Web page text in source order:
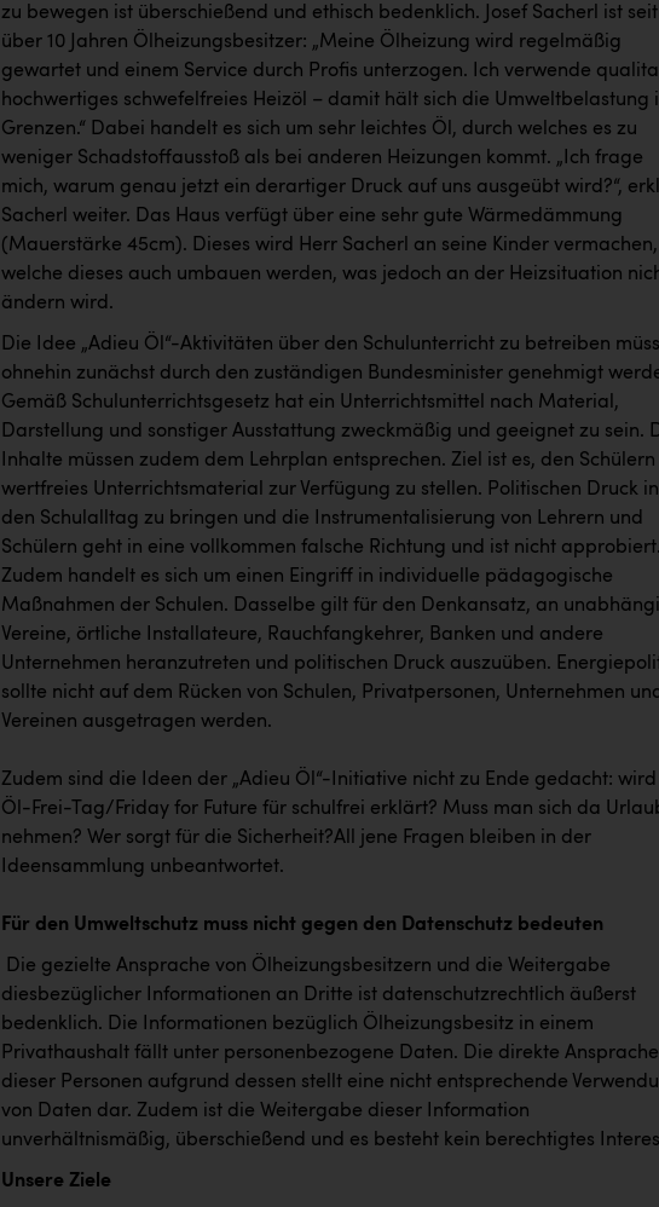
zu bewegen ist überschießend und ethisch bedenklich. Josef Sacherl ist seit
über 10 Jahren Ölheizungsbesitzer: „Meine Ölheizung wird regelmäßig
gewartet und einem Service durch Profis unterzogen. Ich verwende
hochwertiges schwefelfreies Heizöl – damit hält sich die Umweltbelastung
Grenzen.“ Dabei handelt es sich um sehr leichtes Öl, durch welches es zu
weniger Schadstoffausstoß als bei anderen Heizungen kommt. „Ich frage
mich, warum genau jetzt ein derartiger Druck auf uns ausgeübt wird?“,
Sacherl weiter. Das Haus verfügt über eine sehr gute Wärmedämmung
(Mauerstärke 45cm). Dieses wird Herr Sacherl an seine Kinder vermachen,
welche dieses auch umbauen werden, was jedoch an der Heizsituation
ändern wird.
Die Idee „Adieu Öl“-Aktivitäten über den Schulunterricht zu betreiben
ohnehin zunächst durch den zuständigen Bundesminister genehmigt
Gemäß Schulunterrichtsgesetz hat ein Unterrichtsmittel nach Material,
Darstellung und sonstiger Ausstattung zweckmäßig und geeignet zu sein.
Inhalte müssen zudem dem Lehrplan entsprechen. Ziel ist es, den Schülern
wertfreies Unterrichtsmaterial zur Verfügung zu stellen. Politischen Druck in
den Schulalltag zu bringen und die Instrumentalisierung von Lehrern und
Schülern geht in eine vollkommen falsche Richtung und ist nicht approbiert.
Zudem handelt es sich um einen Eingriff in individuelle pädagogische
Maßnahmen der Schulen. Dasselbe gilt für den Denkansatz, an
Vereine, örtliche Installateure, Rauchfangkehrer, Banken und andere
Unternehmen heranzutreten und politischen Druck auszuüben.
sollte nicht auf dem Rücken von Schulen, Privatpersonen, Unternehmen und
Vereinen ausgetragen werden.
Zudem sind die Ideen der „Adieu Öl“-Initiative nicht zu Ende gedacht:
Öl-Frei-Tag/Friday for Future für schulfrei erklärt? Muss man sich da
nehmen? Wer sorgt für die Sicherheit?All jene Fragen bleiben in der
Ideensammlung unbeantwortet.
Für den Umweltschutz muss nicht gegen den Datenschutz bedeuten
Die gezielte Ansprache von Ölheizungsbesitzern und die Weitergabe
diesbezüglicher Informationen an Dritte ist datenschutzrechtlich äußerst
bedenklich. Die Informationen bezüglich Ölheizungsbesitz in einem
Privathaushalt fällt unter personenbezogene Daten. Die direkte Ansprache
dieser Personen aufgrund dessen stellt eine nicht entsprechende
von Daten dar. Zudem ist die Weitergabe dieser Information
unverhältnismäßig, überschießend und es besteht kein berechtigtes
Unsere Ziele